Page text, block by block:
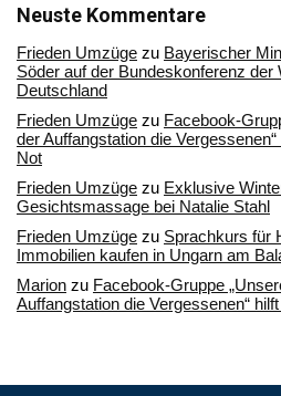
Archiv
Neuste Kommentare
Frieden Umzüge zu Bayerischer
Söder auf der Bundeskonferenz der
Deutschland
Frieden Umzüge zu Facebook-
der Auffangstation die
Not
Frieden Umzüge zu Exklusive
Gesichtsmassage bei Natalie Stahl
Frieden Umzüge zu Sprachkurs für
Immobilien kaufen in Ungarn am
Marion zu Facebook-Gruppe
Auffangstation die Vergessenen“